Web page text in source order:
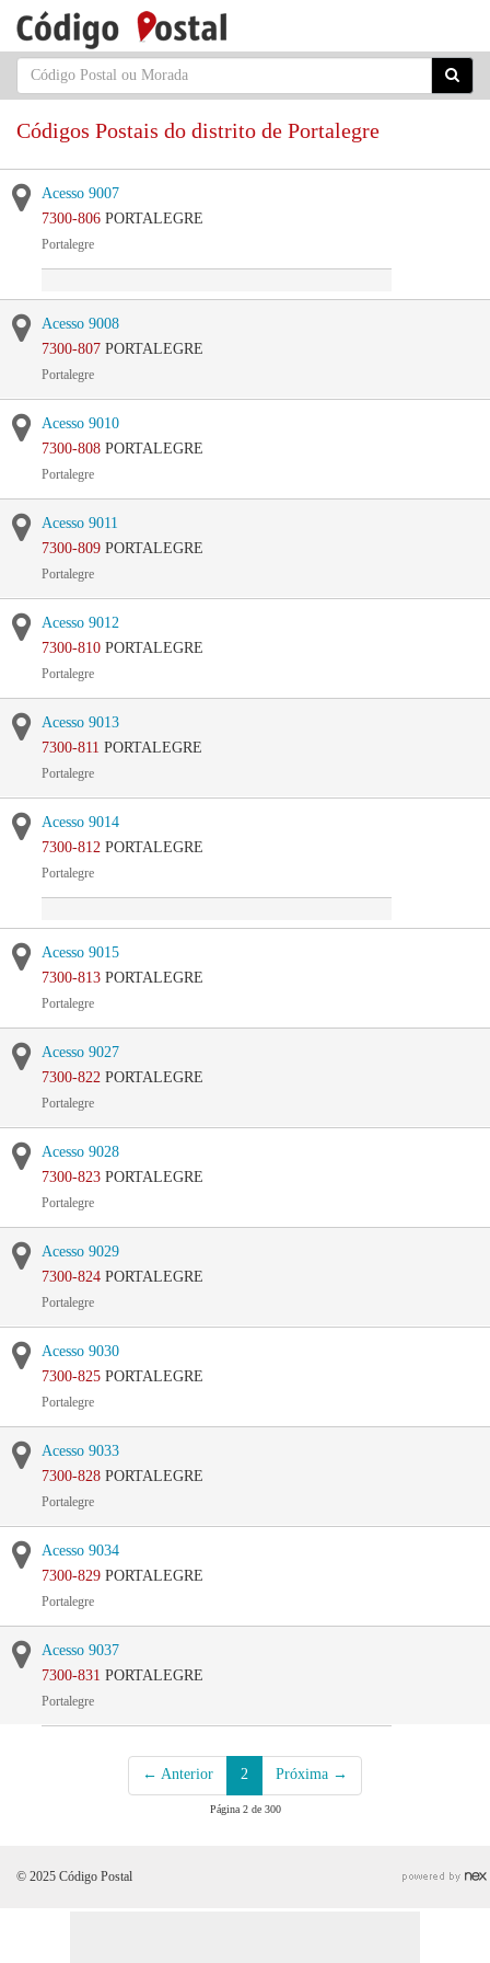
Códigos Postais do distrito de Portalegre
Acesso 9007
7300-806 PORTALEGRE
Portalegre
Acesso 9008
7300-807 PORTALEGRE
Portalegre
Acesso 9010
7300-808 PORTALEGRE
Portalegre
Acesso 9011
7300-809 PORTALEGRE
Portalegre
Acesso 9012
7300-810 PORTALEGRE
Portalegre
Acesso 9013
7300-811 PORTALEGRE
Portalegre
Acesso 9014
7300-812 PORTALEGRE
Portalegre
Acesso 9015
7300-813 PORTALEGRE
Portalegre
Acesso 9027
7300-822 PORTALEGRE
Portalegre
Acesso 9028
7300-823 PORTALEGRE
Portalegre
Acesso 9029
7300-824 PORTALEGRE
Portalegre
Acesso 9030
7300-825 PORTALEGRE
Portalegre
Acesso 9033
7300-828 PORTALEGRE
Portalegre
Acesso 9034
7300-829 PORTALEGRE
Portalegre
Acesso 9037
7300-831 PORTALEGRE
Portalegre
← Anterior 2 Próxima →
Página 2 de 300
© 2025 Código Postal